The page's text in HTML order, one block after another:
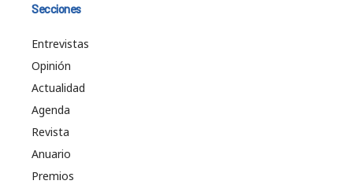
Secciones
Entrevistas
Opinión
Actualidad
Agenda
Revista
Anuario
Premios